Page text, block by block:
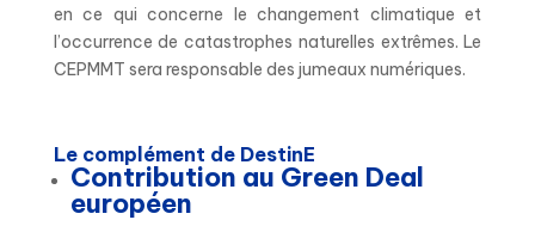
en ce qui concerne le changement climatique et
l’occurrence de catastrophes naturelles extrêmes. Le
CEPMMT sera responsable des jumeaux numériques.
Le complément de DestinE
Contribution au Green Deal
européen